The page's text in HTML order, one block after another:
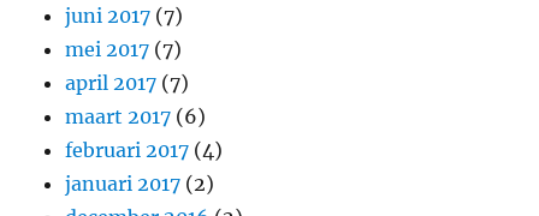
juni 2017 (7)
mei 2017 (7)
april 2017 (7)
maart 2017 (6)
februari 2017 (4)
januari 2017 (2)